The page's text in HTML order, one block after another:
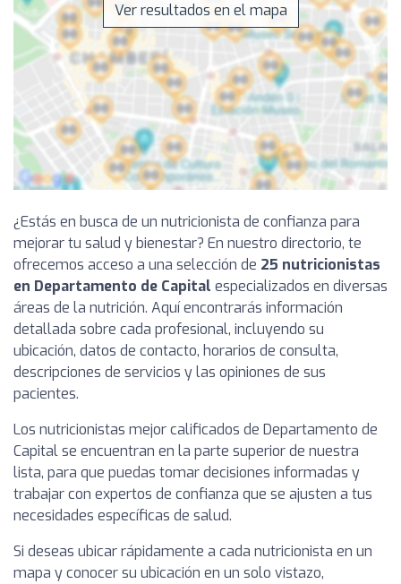
Ver resultados en el mapa
¿Estás en busca de un nutricionista de confianza para
mejorar tu salud y bienestar? En nuestro directorio, te
ofrecemos acceso a una selección de 25 nutricionistas
en Departamento de Capital especializados en diversas
áreas de la nutrición. Aquí encontrarás información
detallada sobre cada profesional, incluyendo su
ubicación, datos de contacto, horarios de consulta,
descripciones de servicios y las opiniones de sus
pacientes.
Los nutricionistas mejor calificados de Departamento de
Capital se encuentran en la parte superior de nuestra
lista, para que puedas tomar decisiones informadas y
trabajar con expertos de confianza que se ajusten a tus
necesidades específicas de salud.
Si deseas ubicar rápidamente a cada nutricionista en un
mapa y conocer su ubicación en un solo vistazo,